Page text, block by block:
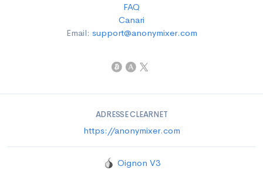
FAQ
Canari
Email: support@anonymixer.com
ADRESSE CLEARNET
https://anonymixer.com
Oignon V3